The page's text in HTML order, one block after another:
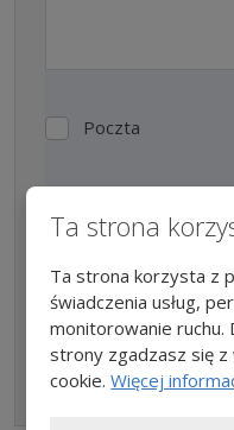
PocztaPoczta
Pola wymagane są
formularz zgadzasz się z
Można oczekiwać
zwykle trwa kilka godzin.
Ta strona
Ta strona korzysta z
świadczenia usług,
monitorowanie
strony zgadzasz się
cookie.Więcej